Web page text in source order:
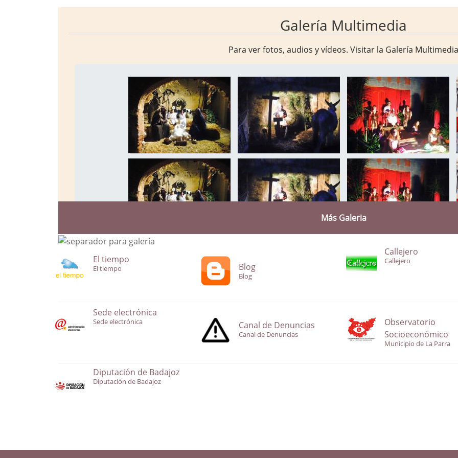
Galería Multimedia
Para ver fotos, audios y vídeos. Visitar la Galería Multimedia
Más Galeria
El tiempo
El tiempo Blog
Blog
Callejero
Callejero
Sede electrónica
Sede electrónica Canal de Denuncias
Canal de Denuncias
Observatorio
Socioeconómico
Municipio de La Parra
Diputación de Badajoz
Diputación de Badajoz